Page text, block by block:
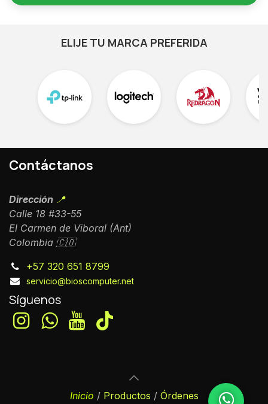
ELIJE TU MARCA PREFERIDA
Contáctanos
Dirección 📍
Calle 18 #33-55
El Carmen de Viboral (Ant)
Colombia 🇨🇴
+57 320 651 8799
servicio@bioscomputer.net
Síguenos
Inicio / Productos / Órdenes